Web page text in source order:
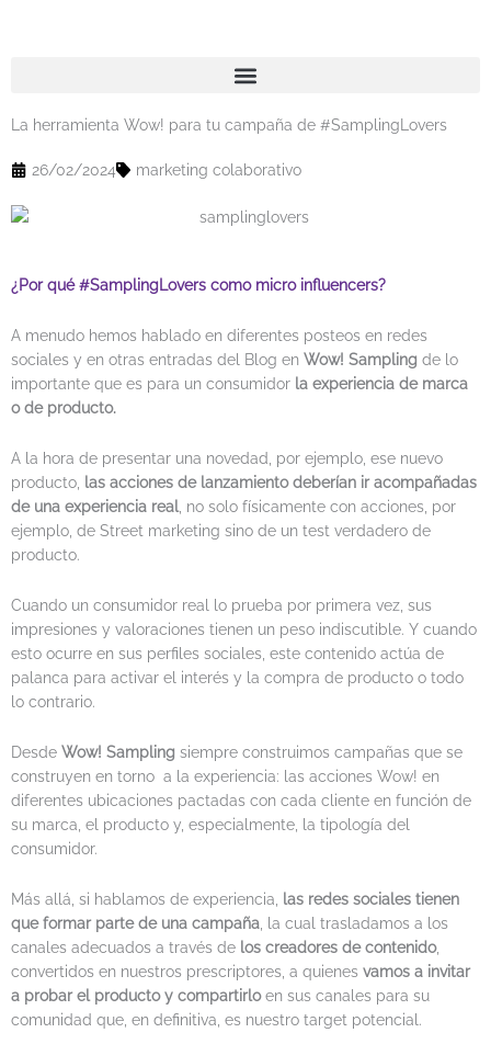
La herramienta Wow! para tu campaña de #SamplingLovers
26/02/2024 marketing colaborativo
¿Por qué #SamplingLovers como micro influencers?
A menudo hemos hablado en diferentes posteos en redes
sociales y en otras entradas del Blog en Wow! Sampling de lo
importante que es para un consumidor la experiencia de marca
o de producto.
A la hora de presentar una novedad, por ejemplo, ese nuevo
producto, las acciones de lanzamiento deberían ir acompañadas
de una experiencia real, no solo físicamente con acciones, por
ejemplo, de Street marketing sino de un test verdadero de
producto.
Cuando un consumidor real lo prueba por primera vez, sus
impresiones y valoraciones tienen un peso indiscutible. Y cuando
esto ocurre en sus perfiles sociales, este contenido actúa de
palanca para activar el interés y la compra de producto o todo
lo contrario.
Desde Wow! Sampling siempre construimos campañas que se
construyen en torno a la experiencia: las acciones Wow! en
diferentes ubicaciones pactadas con cada cliente en función de
su marca, el producto y, especialmente, la tipología del
consumidor.
Más allá, si hablamos de experiencia,
las redes sociales tienen
que formar parte de una campaña , la cual trasladamos a los
canales adecuados a través de los creadores de contenido,
convertidos en nuestros prescriptores, a quienes vamos a invitar
a probar el producto y compartirloen sus canales para su
comunidad que, en definitiva, es nuestro target potencial.